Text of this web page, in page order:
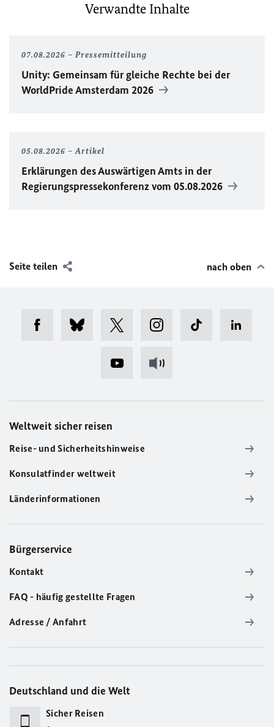
Verwandte Inhalte
07.08.2026 Pressemitteilung
Unity: Gemeinsam für gleiche Rechte bei der
WorldPrideAmsterdam 2026
05.08.2026 Artikel
Erklärungen des Auswärtigen Amts in der
Regierungspressekonferenz vom 05.08.2026
Seite teilen nach oben
Weltweit sicher reisen
Reise- und Sicherheitshinweise
Konsulatfinder weltweit
Länderinformationen
Bürgerservice
Kontakt
FAQ - häufig gestellte Fragen
Adresse / Anfahrt
Deutschland und die Welt
Sicher Reisen